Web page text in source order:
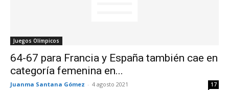
Juegos Olímpicos
64-67 para Francia y España también cae en
categoría femenina en...
Juanma Santana Gómez - 4 agosto 2021 17